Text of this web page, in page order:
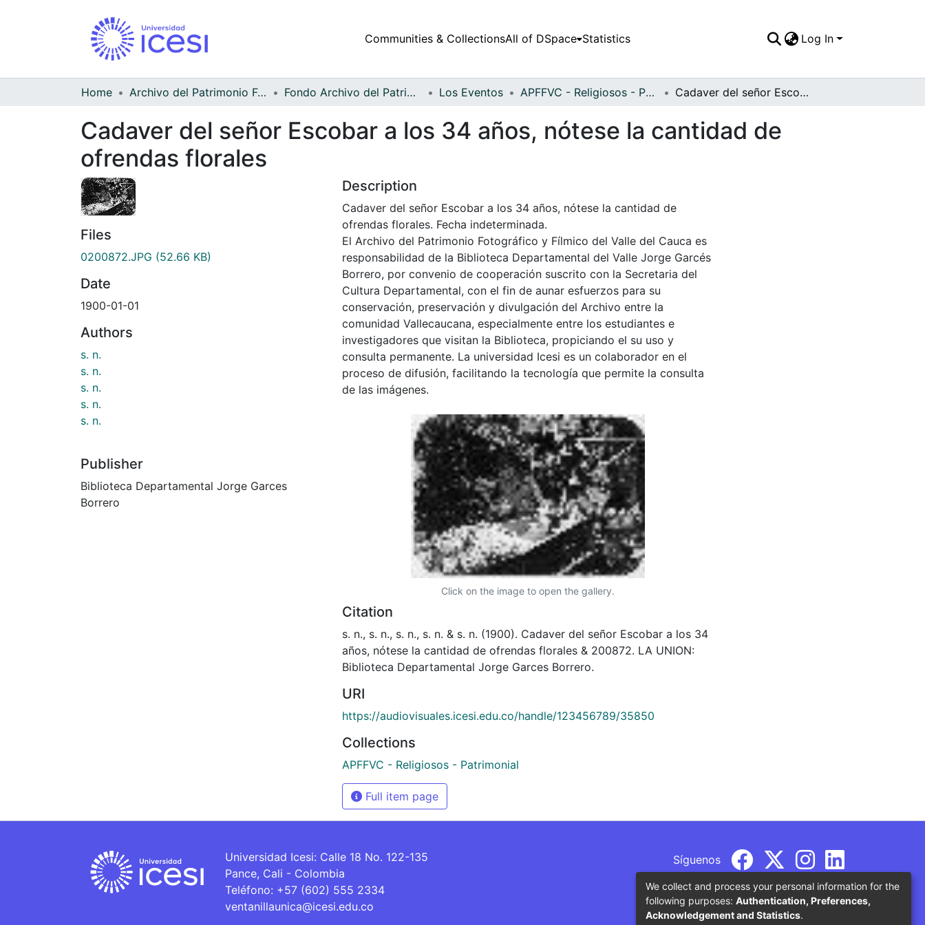
Communities & CollectionsAll of DSpace Statistics Log In
Home Archivo del Patrimonio Fotográfico y Fílmico del Valle del Cauca Fondo Archivo del Patrimonio Fotográfico y Fílmico del Valle del Cauca Los Eventos APFFVC - Religiosos - Patrimonial Cadaver del señor Escobar a los 34 años, nótese la cantidad de ofrendas florales
Cadaver del señor Escobar a los 34 años, nótese la cantidad de
ofrendas florales
Files
0200872.JPG (52.66 KB)
Date
1900-01-01
Authors
s. n.
s. n.
s. n.
s. n.
s. n.
Publisher
Biblioteca Departamental Jorge Garces
Borrero
Description
Cadaver del señor Escobar a los 34 años, nótese la cantidad de
ofrendas florales. Fecha indeterminada.
El Archivo del Patrimonio Fotográfico y Fílmico del Valle del Cauca es
responsabilidad de la Biblioteca Departamental del Valle Jorge Garcés
Borrero, por convenio de cooperación suscrito con la Secretaria del
Cultura Departamental, con el fin de aunar esfuerzos para su
conservación, preservación y divulgación del Archivo entre la
comunidad Vallecaucana, especialmente entre los estudiantes e
investigadores que visitan la Biblioteca, propiciando el su uso y
consulta permanente. La universidad Icesi es un colaborador en el
proceso de difusión, facilitando la tecnología que permite la consulta
de las imágenes.
Click on the image to open the gallery.
Citation
s. n., s. n., s. n., s. n. & s. n. (1900). Cadaver del señor Escobar a los 34
años, nótese la cantidad de ofrendas florales & 200872. LA UNION:
Biblioteca Departamental Jorge Garces Borrero.
URI
https://audiovisuales.icesi.edu.co/handle/123456789/35850
Collections
APFFVC - Religiosos - Patrimonial
Full item page
Universidad Icesi: Calle 18 No. 122-135
Pance, Cali - Colombia
Teléfono: +57 (602) 555 2334
ventanillaunica@icesi.edu.co
Síguenos
We collect and process your personal information for the
following purposes: Authentication, Preferences,
Acknowledgement and Statistics.